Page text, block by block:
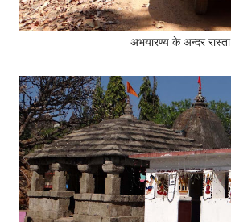
अभयारण्य के अन्दर रास्ता